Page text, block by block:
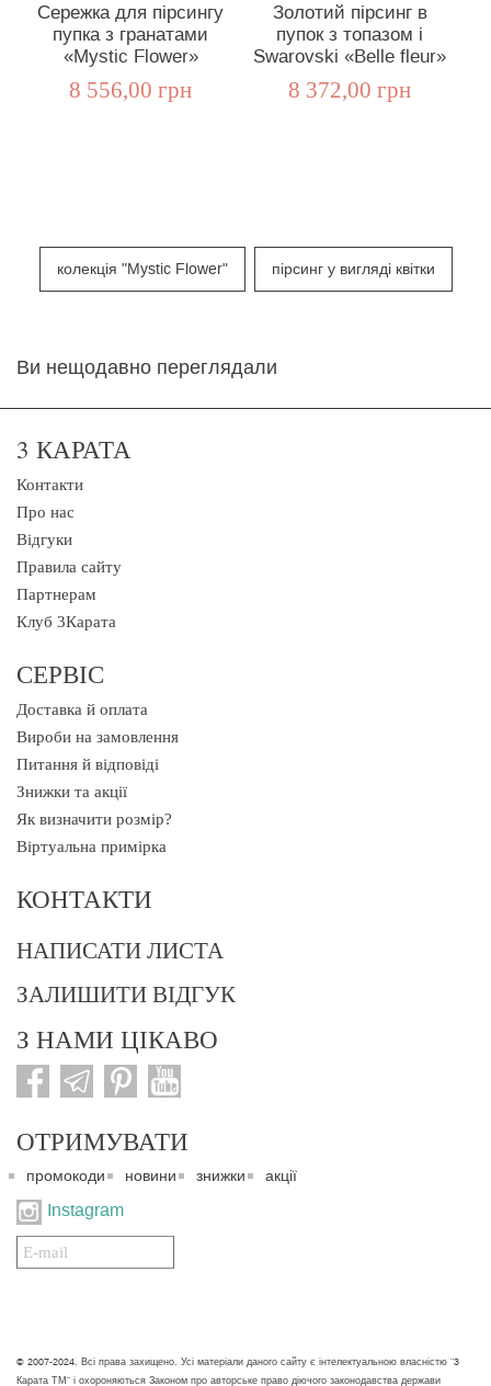
Сережка для пірсингу
пупка з гранатами
«Mystic Flower»
8 556,00 грн
Золотий пірсинг в
пупок з топазом і
Swarovski «Belle fleur»
8 372,00 грн
колекція "Mystic Flower" пірсинг у вигляді квітки
Ви нещодавно переглядали
3 КАРАТА
Контакти
Про нас
Відгуки
Правила сайту
Партнерам
Клуб 3Карата
СЕРВІС
Доставка й оплата
Вироби на замовлення
Питання й відповіді
Знижки та акції
Як визначити розмір?
Віртуальна примірка
КОНТАКТИ
НАПИСАТИ ЛИСТА
ЗАЛИШИТИ ВІДГУК
З НАМИ ЦІКАВО
ОТРИМУВАТИ
промокоди новини знижки акції
Instagram
Подписаться
на
© 2007-2024. Всі права захищено. Усі матеріали даного сайту є інтелектуальною власністю "3
Карата ТМ" і охороняються Законом про авторське право діючого законодавства держави